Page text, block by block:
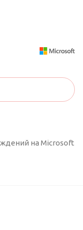
на Microsoft